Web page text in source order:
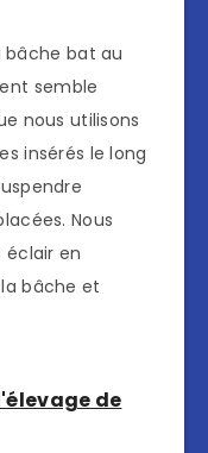
bâche bat au
semble
nous utilisons
insérés le long
Nous
en
bâche et
de